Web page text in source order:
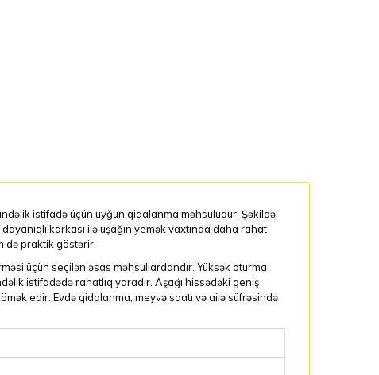
istifadə üçün uyğun qidalanma məhsuludur. Şəkildə
karkası ilə uşağın yemək vaxtında daha rahat
də praktik göstərir.
üçün seçilən əsas məhsullardandır. Yüksək oturma
istifadədə rahatlıq yaradır. Aşağı hissədəki geniş
edir. Evdə qidalanma, meyvə saatı və ailə süfrəsində